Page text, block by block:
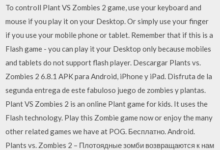
To controll Plant VS Zombies 2 game, use your keyboard and
mouse if you play it on your Desktop. Or simply use your finger
if you use your mobile phone or tablet. Remember that if this is a
Flash game - you can play it your Desktop only because mobiles
and tablets do not support flash player. Descargar Plants vs.
Zombies 2 6.8.1 APK para Android, iPhone y iPad. Disfruta de la
segunda entrega de este fabuloso juego de zombies y plantas.
Plant VS Zombies 2 is an online Plant game for kids. It uses the
Flash technology. Play this Zombie game now or enjoy the many
other related games we have at POG. Бесплатно. Android.
Plants vs. Zombies 2 – Плотоядные зомби возвращаются к нам